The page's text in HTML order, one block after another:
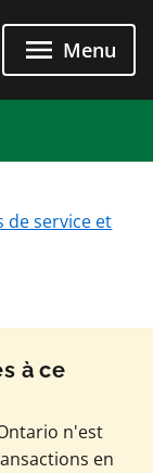
Menu
de service et
à ce
n'est
en